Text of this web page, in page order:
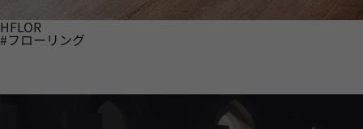
HFLOR
#フローリング